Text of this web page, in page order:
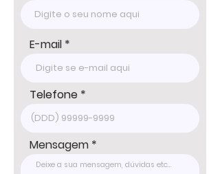
WhatsApp: 15 98178-0158
www.delmassoimoveis.com.br
*Os valores informados, incluindo imóvel,
condomínio e IPTU, podem sofrer
alterações sem aviso prévio e estão
sujeitos à disponibilidade, por se tratar de
um imóvel de terceiro. Consulte-nos para
informações atualizadas com um dos
nossos corretores.
E-mail
Telefone
Mensagem